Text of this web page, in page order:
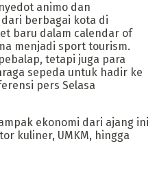
animo dan
berbagai kota di
baru dalam calendar of
menjadi sport tourism.
tetapi juga para
sepeda untuk hadir ke
pers Selasa
ekonomi dari ajang ini
kuliner, UMKM, hingga